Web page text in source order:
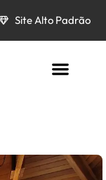
Site Alto Padrão